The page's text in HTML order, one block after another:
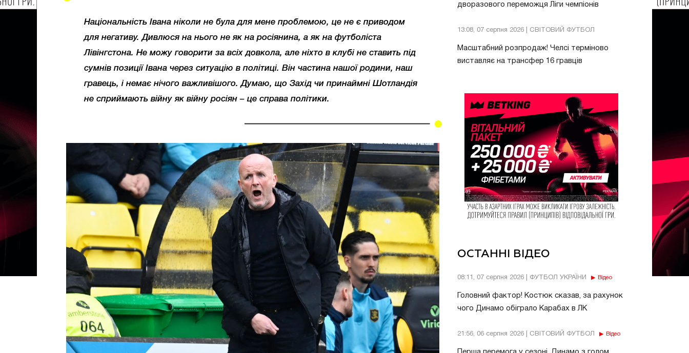
дворазового переможця Ліги чемпіонів
13:08, 07 серпня 2026 | СВІТОВИЙ ФУТБОЛ
Масштабний розпродаж! Челсі терміново
виставляє на трансфер 16 гравців
ОСТАННІ ВІДЕО
08:11, 07 серпня 2026 | ФУТБОЛ УКРАЇНИ Відео
Головний фактор! Костюк сказав, за рахунок
чого Динамо обіграло Карабах в ЛК
21:56, 06 серпня 2026 | СВІТОВИЙ ФУТБОЛ Відео
Національність Івана ніколи не була для мене проблемою, це не є приводом
для негативу. Дивлюся на нього не як на росіянина, а як на футболіста
Лівінгстона. Не можу говорити за всіх довкола, але ніхто в клубі не ставить під
сумнів позиції Івана через ситуацію в політиці. Він частина нашої родини, наш
гравець, і немає нічого важливішого. Думаю, що Захід чи принаймні Шотландія
не сприймають війну як війну росіян – це справа політики.